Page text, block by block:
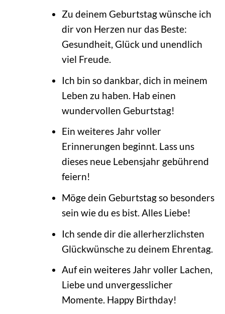
Zu deinem Geburtstag wünsche ich
dir von Herzen nur das Beste:
Gesundheit, Glück und unendlich
viel Freude.
Ich bin so dankbar, dich in meinem
Leben zu haben. Hab einen
wundervollen Geburtstag!
Ein weiteres Jahr voller
Erinnerungen beginnt. Lass uns
dieses neue Lebensjahr gebührend
feiern!
Möge dein Geburtstag so besonders
sein wie du es bist. Alles Liebe!
Ich sende dir die allerherzlichsten
Glückwünsche zu deinem Ehrentag.
Auf ein weiteres Jahr voller Lachen,
Liebe und unvergesslicher
Momente. Happy Birthday!